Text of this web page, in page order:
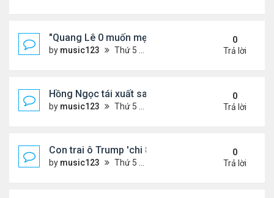
"Quang Lê 0 muốn mẹ thua kém người khác"
by music123 Thứ 5 Tháng 8 06, 2026 4:50 pm
0
Trả lời
Hồng Ngọc tái xuất sau nhiều năm ở ẩn
by music123 Thứ 5 Tháng 8 06, 2026 4:48 pm
0
Trả lời
Con trai ô Trump 'chi 8.5 triệu để xóa ràng buộc
by music123 Thứ 5 Tháng 8 06, 2026 4:44 pm
0
Trả lời